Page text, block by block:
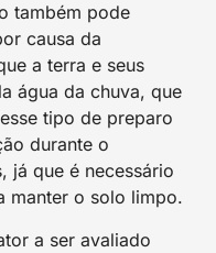
também pode
causa da
a terra e seus
água da chuva, que
tipo de preparo
durante o
já que é necessário
manter o solo limpo.
a ser avaliado